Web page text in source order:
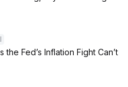
Fed’s Inflation Fight Can’t